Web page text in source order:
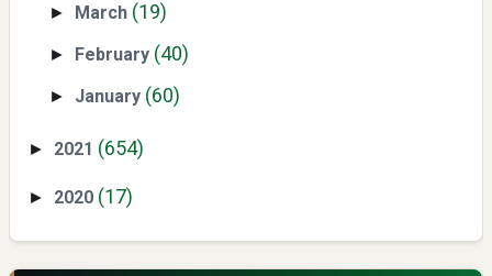
► March (19)
► February (40)
► January (60)
► 2021 (654)
► 2020 (17)